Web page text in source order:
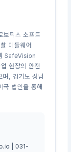
보틱스 소프트
미들웨어
SafeVision
현장의 안전
며, 경기도 성남
국 법인을 통해
| 031-